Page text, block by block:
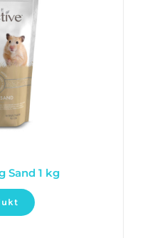
Sand 1 kg